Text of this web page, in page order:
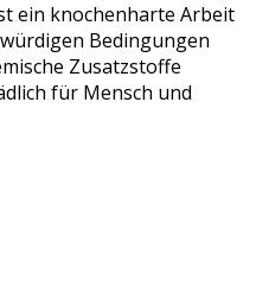
ein knochenharte Arbeit
Bedingungen
Zusatzstoffe
für Mensch und